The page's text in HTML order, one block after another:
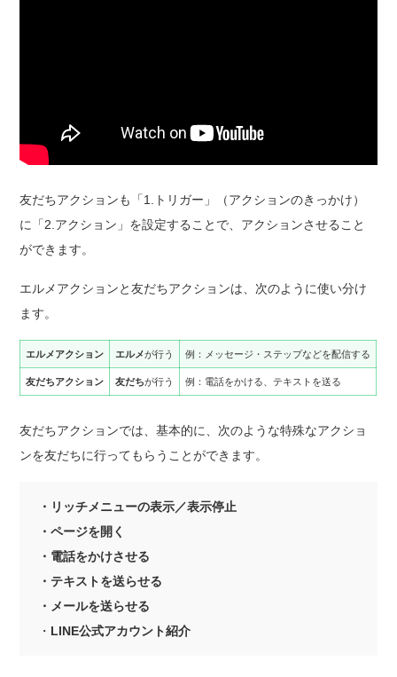
友だちアクションも「1.トリガー」（アクションのきっかけ）
に「2.アクション」を設定することで、アクションさせること
ができます。
エルメアクションと友だちアクションは、次のように使い分け
ます。
エルメアクション エルメが行う 例：メッセージ・ステップなどを配信する
友だちアクション 友だちが行う 例：電話をかける、テキストを送る
友だちアクションでは、基本的に、次のような特殊なアクショ
ンを友だちに行ってもらうことができます。
・リッチメニューの表示／表示停止
・ページを開く
・電話をかけさせる
・テキストを送らせる
・メールを送らせる
・ LINE公式アカウント紹介